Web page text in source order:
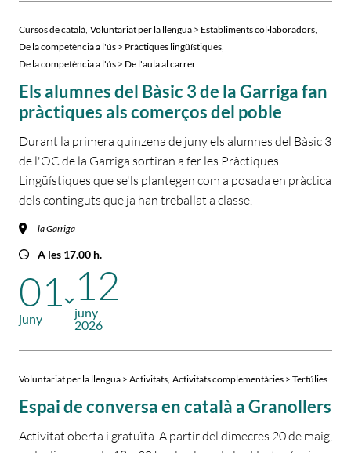
Cursos de català Voluntariat per la llengua > Establiments col·laboradors
De la competència a l'ús > Pràctiques lingüístiques
De la competència a l'ús > De l'aula al carrer
Els alumnes del Bàsic 3 de la Garriga fan
pràctiques als comerços del poble
Durant la primera quinzena de juny els alumnes del Bàsic 3
de l'OC de la Garriga sortiran a fer les Pràctiques
Lingüístiques que se'ls plantegen com a posada en pràctica
dels continguts que ja han treballat a classe.
la Garriga
A les 17.00 h.
01
juny
12
juny
2026
Voluntariat per la llengua > Activitats Activitats complementàries > Tertúlies
Espai de conversa en català a Granollers
Activitat oberta i gratuïta. A partir del dimecres 20 de maig,